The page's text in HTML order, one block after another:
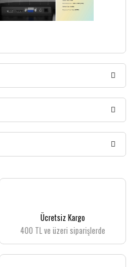
siz yapın!
ve diğer konularda yetersiz
Ücretsiz Kargo
400 TL ve üzeri siparişlerde